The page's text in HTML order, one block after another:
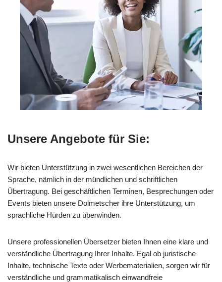
Unsere Angebote für Sie:
Wir bieten Unterstützung in zwei wesentlichen Bereichen der
Sprache, nämlich in der mündlichen und schriftlichen
Übertragung. Bei geschäftlichen Terminen, Besprechungen oder
Events bieten unsere Dolmetscher ihre Unterstützung, um
sprachliche Hürden zu überwinden.
Unsere professionellen Übersetzer bieten Ihnen eine klare und
verständliche Übertragung Ihrer Inhalte. Egal ob juristische
Inhalte, technische Texte oder Werbematerialien, sorgen wir für
verständliche und grammatikalisch einwandfreie